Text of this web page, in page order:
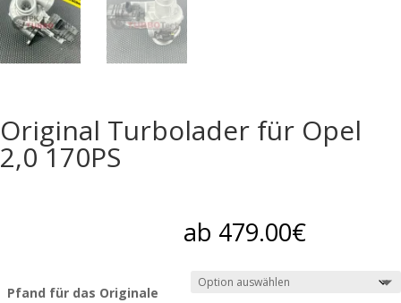
Original Turbolader für Opel
2,0 170PS
ab 479.00€
Pfand für das Originale